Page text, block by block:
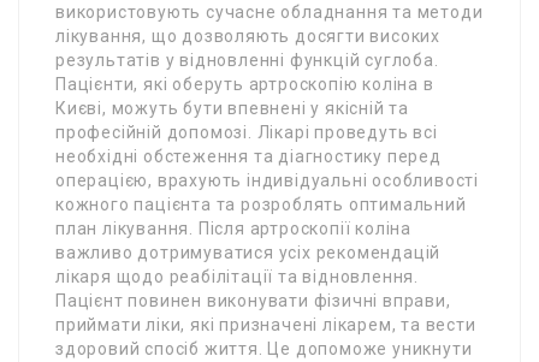
використовують сучасне обладнання та методи
лікування, що дозволяють досягти високих
результатів у відновленні функцій суглоба.
Пацієнти, які оберуть артроскопію коліна в
Києві, можуть бути впевнені у якісній та
професійній допомозі. Лікарі проведуть всі
необхідні обстеження та діагностику перед
операцією, врахують індивідуальні особливості
кожного пацієнта та розроблять оптимальний
план лікування. Після артроскопії коліна
важливо дотримуватися усіх рекомендацій
лікаря щодо реабілітації та відновлення.
Пацієнт повинен виконувати фізичні вправи,
приймати ліки, які призначені лікарем, та вести
здоровий спосіб життя. Це допоможе уникнути